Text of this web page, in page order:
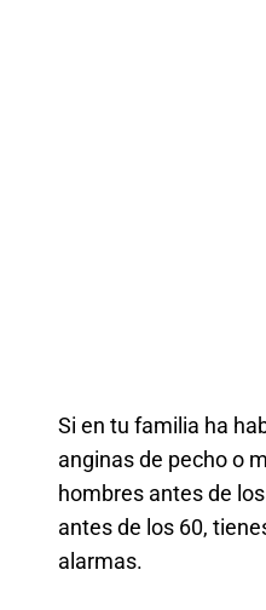
Si en tu familia ha
anginas de pecho o
hombres antes de
antes de los 60,
alarmas.